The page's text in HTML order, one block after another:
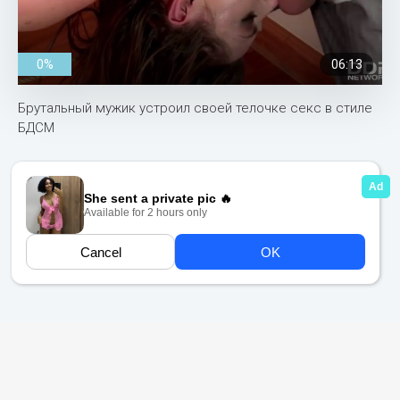
0% 06:13
Брутальный мужик устроил своей телочке секс в стиле
БДСМ